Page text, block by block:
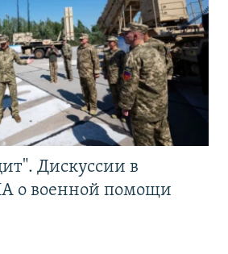
Дискуссии в
о военной помощи